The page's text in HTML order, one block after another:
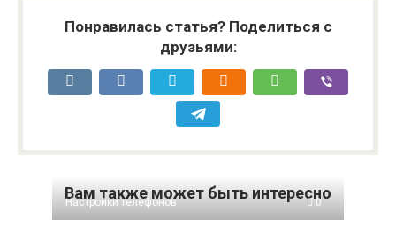
Понравилась статья? Поделиться с
друзьями:
Вам также может быть интересно
Настройки телефонов 0